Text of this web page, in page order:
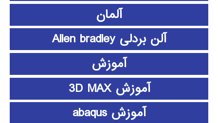
آلمان
آلن بردلی Allen bradley
آموزش
آموزش 3D MAX
آموزش abaqus